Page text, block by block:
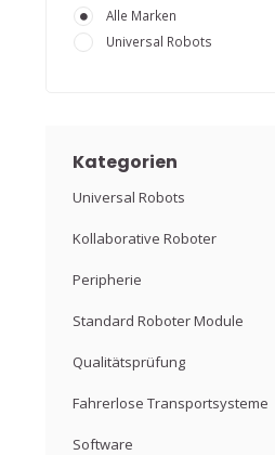
Alle Marken
Universal Robots
Kategorien
Universal Robots
Kollaborative Roboter
Peripherie
Standard Roboter Module
Qualitätsprüfung
Fahrerlose Transportsysteme
Software